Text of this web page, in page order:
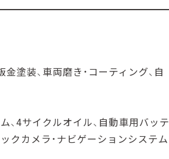
⾦塗装、⾞両磨き・コーティング、⾃
、4サイクルオイル、⾃動⾞⽤バッテ
クカメラ・ナビゲーションシステム